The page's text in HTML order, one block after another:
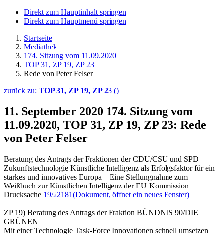
Direkt zum Hauptinhalt springen
Direkt zum Hauptmenü springen
Startseite
Mediathek
174. Sitzung vom 11.09.2020
TOP 31, ZP 19, ZP 23
Rede von Peter Felser
zurück zu: TOP 31, ZP 19, ZP 23 ()
11. September 2020 174. Sitzung vom
11.09.2020, TOP 31, ZP 19, ZP 23: Rede
von Peter Felser
Beratung des Antrags der Fraktionen der CDU/CSU und SPD
Zukunftstechnologie Künstliche Intelligenz als Erfolgsfaktor für ein
starkes und innovatives Europa – Eine Stellungnahme zum
Weißbuch zur Künstlichen Intelligenz der EU-Kommission
Drucksache 19/22181(Dokument, öffnet ein neues Fenster)
ZP 19) Beratung des Antrags der Fraktion BÜNDNIS 90/DIE
GRÜNEN
Mit einer Technologie Task-Force Innovationen schnell umsetzen